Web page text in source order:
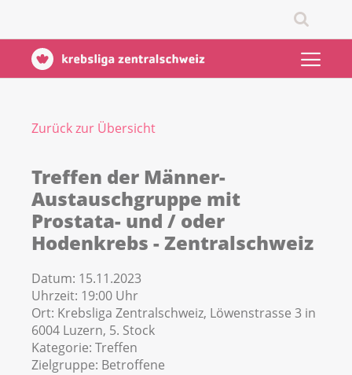
Zurück zur Übersicht
Treffen der Männer-
Austauschgruppe mit
Prostata- und / oder
Hodenkrebs - Zentralschweiz
Datum: 15.11.2023
Uhrzeit: 19:00 Uhr
Ort: Krebsliga Zentralschweiz, Löwenstrasse 3 in
6004 Luzern, 5. Stock
Kategorie: Treffen
Zielgruppe: Betroffene